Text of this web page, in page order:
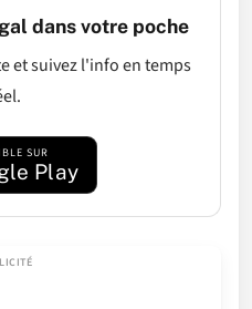
dans votre poche
et suivez l'info en temps
SUR
Play